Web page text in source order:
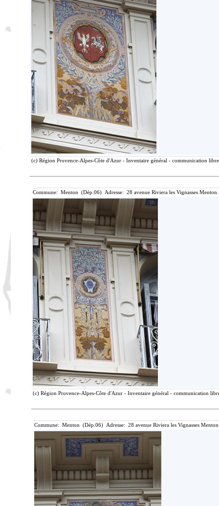
(c) Région Provence-Alpes-Côte d'Azur - Inventaire général - communication
Commune: Menton (Dép.06) Adresse: 28 avenue Riviera les Vignasses
(c) Région Provence-Alpes-Côte d'Azur - Inventaire général - communication
Commune: Menton (Dép.06) Adresse: 28 avenue Riviera les Vignasses